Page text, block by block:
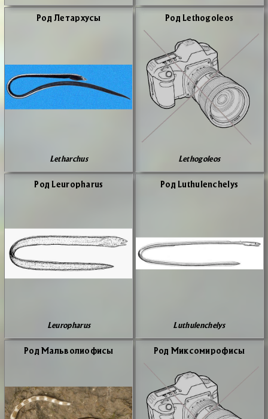
Род Ле­тар­ху­сы
Letharchus
Род Lethogoleos
Lethogoleos
Род Leuropharus
Leuropharus
Род Luthulenchelys
Luthulenchelys
Род Маль­во­лио­фи­сы Род Мик­со­ми­ро­фи­сы